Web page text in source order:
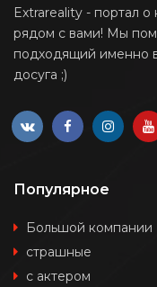
Extrareality - портал о
рядом с вами! Мы
подходящий именно
досуга ;)
Популярное
Большой компании
страшные
с актером